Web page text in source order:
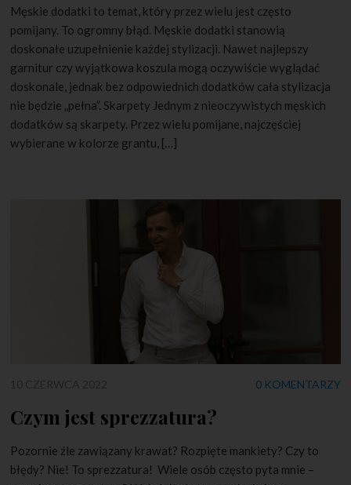
Męskie dodatki to temat, który przez wielu jest często
pomijany. To ogromny błąd. Męskie dodatki stanowią
doskonałe uzupełnienie każdej stylizacji. Nawet najlepszy
garnitur czy wyjątkowa koszula mogą oczywiście wyglądać
doskonale, jednak bez odpowiednich dodatków cała stylizacja
nie będzie „pełna”. Skarpety Jednym z nieoczywistych męskich
dodatków są skarpety. Przez wielu pomijane, najczęściej
wybierane w kolorze grantu, […]
0 KOMENTARZY
Czym jest sprezzatura?
Pozornie źle zawiązany krawat? Rozpięte mankiety? Czy to
błędy? Nie! To sprezzatura! Wiele osób często pyta mnie –